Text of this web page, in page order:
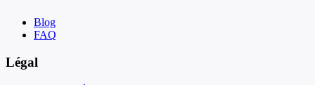
Blog
FAQ
Légal